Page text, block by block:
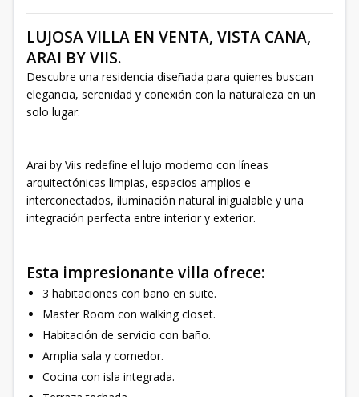
LUJOSA VILLA EN VENTA, VISTA CANA,
ARAI BY VIIS.
Descubre una residencia diseñada para quienes buscan
elegancia, serenidad y conexión con la naturaleza en un
solo lugar.
Arai by Viis redefine el lujo moderno con líneas
arquitectónicas limpias, espacios amplios e
interconectados, iluminación natural inigualable y una
integración perfecta entre interior y exterior.
Esta impresionante villa ofrece:
3 habitaciones con baño en suite.
Master Room con walking closet.
Habitación de servicio con baño.
Amplia sala y comedor.
Cocina con isla integrada.